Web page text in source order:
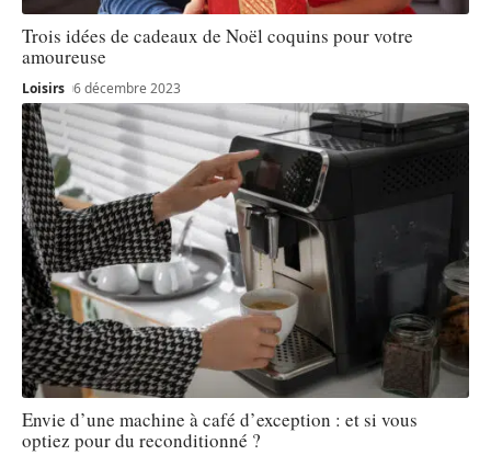
Trois idées de cadeaux de Noël coquins pour votre
amoureuse
Loisirs 6 décembre 2023
Envie d’une machine à café d’exception : et si vous
optiez pour du reconditionné ?